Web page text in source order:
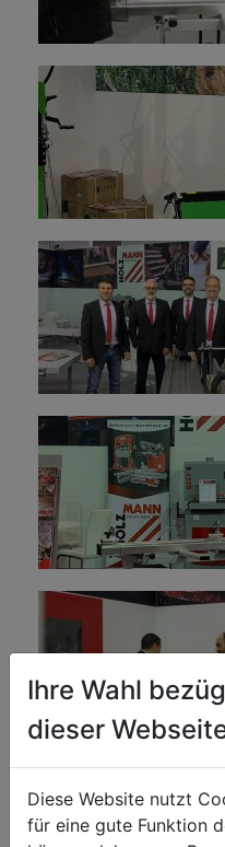
Ihre Wahl
dieser
Diese Website nutzt
für eine gute Funktion